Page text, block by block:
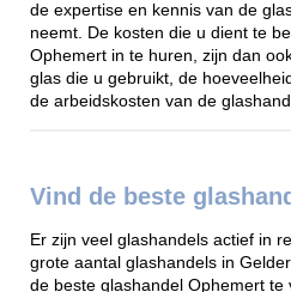
de expertise en kennis van de
neemt. De kosten die u dient te
Ophemert in te huren, zijn dan
glas die u gebruikt, de
de arbeidskosten van de
Vind de beste
Er zijn veel glashandels actief in
grote aantal glashandels in
de beste glashandel Ophemert te